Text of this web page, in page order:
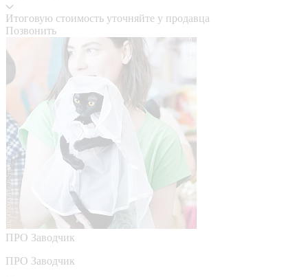
Итоговую стоимость уточняйте у продавца
Позвонить
ПРО Заводчик
ПРО Заводчик